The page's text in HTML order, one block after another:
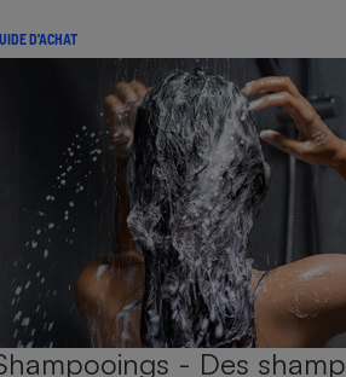
D'ACHAT
- Des